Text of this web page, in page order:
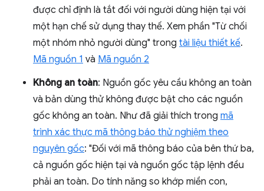
được chỉ định là tắt đối với người dùng hiện tại với
một hạn chế sử dụng thay thế. Xem phần "Từ chối
một nhóm nhỏ người dùng" trong tài liệu thiết kế.
Mã nguồn 1 và Mã nguồn 2
Không an toàn: Nguồn gốc yêu cầu không an toàn
và bản dùng thử không được bật cho các nguồn
gốc không an toàn. Như đã giải thích trong mã
trình xác thực mã thông báo thử nghiệm theo
nguyên gốc: "Đối với mã thông báo của bên thứ ba,
cả nguồn gốc hiện tại và nguồn gốc tập lệnh đều
phải an toàn. Do tính năng so khớp miền con,